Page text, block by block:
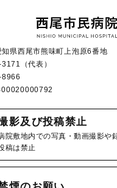
県西尾市熊味町上泡原6番地
（代表）
影及び投稿禁止
院敷地内での写真・動画撮影や
稿は禁止